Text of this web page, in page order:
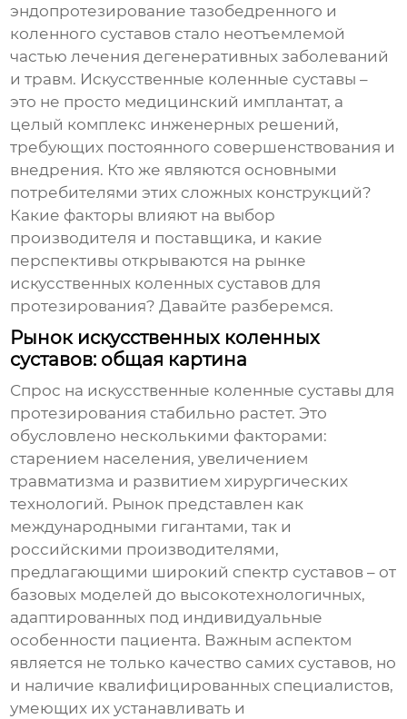
эндопротезирование тазобедренного и
коленного суставов стало неотъемлемой
частью лечения дегенеративных заболеваний
и травм. Искусственные коленные суставы –
это не просто медицинский имплантат, а
целый комплекс инженерных решений,
требующих постоянного совершенствования и
внедрения. Кто же являются основными
потребителями этих сложных конструкций?
Какие факторы влияют на выбор
производителя и поставщика, и какие
перспективы открываются на рынке
искусственных коленных суставов для
протезирования? Давайте разберемся.
Рынок искусственных коленных
суставов: общая картина
Спрос на искусственные коленные суставы для
протезирования стабильно растет. Это
обусловлено несколькими факторами:
старением населения, увеличением
травматизма и развитием хирургических
технологий. Рынок представлен как
международными гигантами, так и
российскими производителями,
предлагающими широкий спектр суставов – от
базовых моделей до высокотехнологичных,
адаптированных под индивидуальные
особенности пациента. Важным аспектом
является не только качество самих суставов, но
и наличие квалифицированных специалистов,
умеющих их устанавливать и